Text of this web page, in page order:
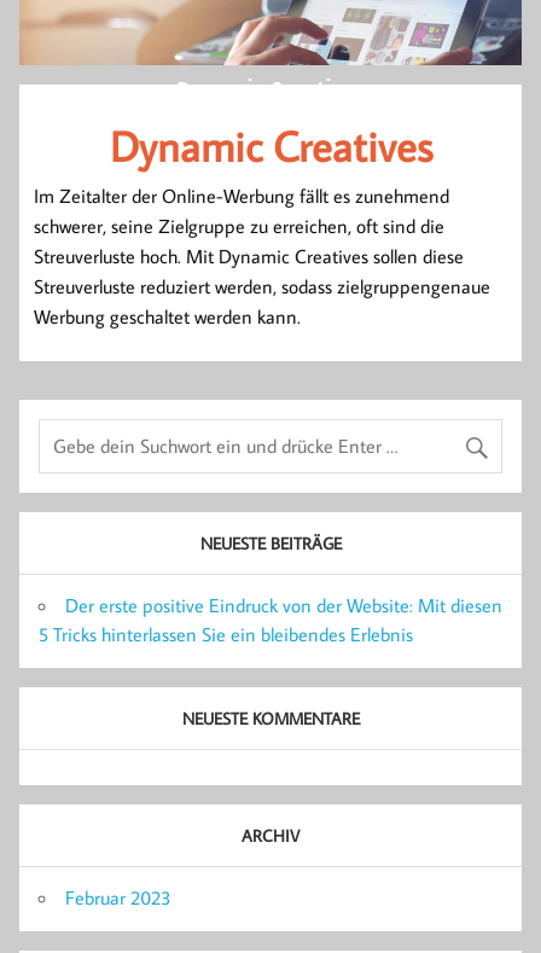
Dynamic Creatives
Dynamic Creatives
Im Zeitalter der Online-Werbung fällt es zunehmend
schwerer, seine Zielgruppe zu erreichen, oft sind die
Streuverluste hoch. Mit Dynamic Creatives sollen diese
Streuverluste reduziert werden, sodass zielgruppengenaue
Werbung geschaltet werden kann.
NEUESTE BEITRÄGE
Der erste positive Eindruck von der Website: Mit diesen
5 Tricks hinterlassen Sie ein bleibendes Erlebnis
NEUESTE KOMMENTARE
ARCHIV
Februar 2023